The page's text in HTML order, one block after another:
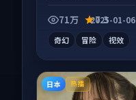
别错过，字幕区常有
71万 7.3
2025-01-06
奇幻 冒险 视效
日本 热播